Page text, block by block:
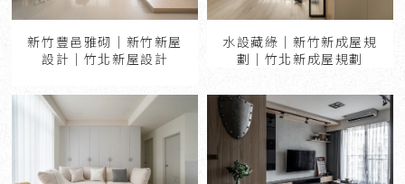
新竹豐邑雅砌｜新竹新屋
設計｜竹北新屋設計
水設藏綠｜新竹新成屋規
劃｜竹北新成屋規劃